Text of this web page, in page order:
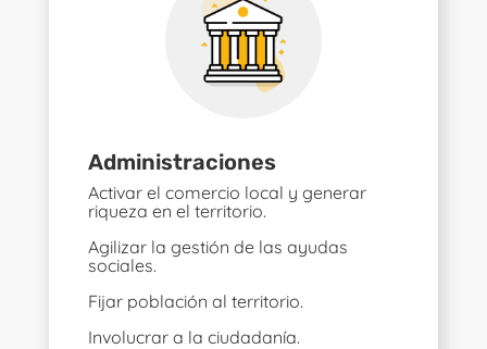
Administraciones
Activar el comercio local y generar
riqueza en el territorio.
Agilizar la gestión de las ayudas
sociales.
Fijar población al territorio.
Involucrar a la ciudadanía.